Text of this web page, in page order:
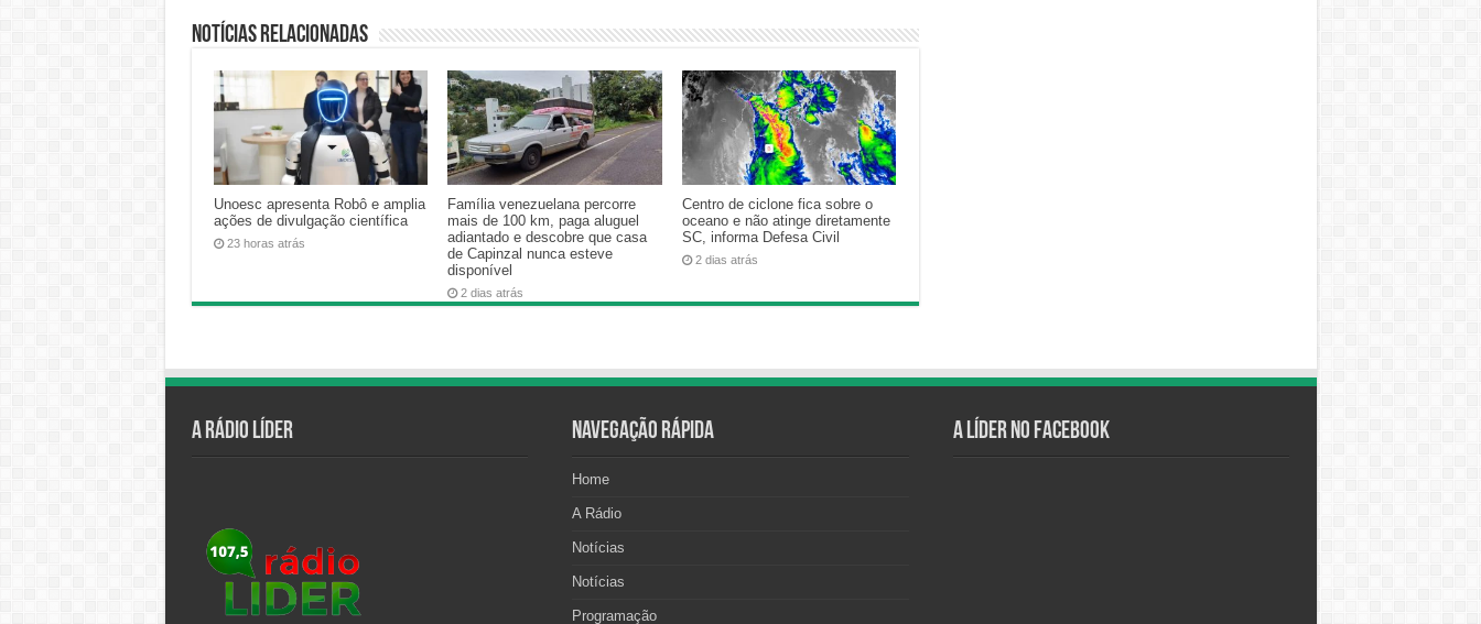
Notícias relacionadas
Unoesc apresenta Robô e amplia
ações de divulgação científica
23 horas atrás
Família venezuelana percorre
mais de 100 km, paga aluguel
adiantado e descobre que casa
de Capinzal nunca esteve
disponível
2 dias atrás
Centro de ciclone fica sobre o
oceano e não atinge diretamente
SC, informa Defesa Civil
2 dias atrás
A Rádio Líder Navegação Rápida
Home
A Rádio
Notícias
Notícias
Programação
A Líder no Facebook